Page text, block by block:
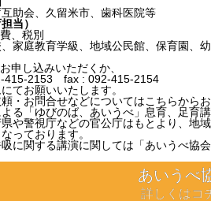
助会、久留米市、歯科医院等
当）
、税別
家庭教育学級、地域公民館、保育園、
申し込みいただくか、
2153 fax : 092-415-2154
てお願いいたします。
・お問合せなどについてはこちらから
る「ゆびのば、あいうべ」息育、足育
や警視庁などの官公庁はもとより、地
っております。
に関する講演に関しては「あいうべ協
あいうべ
詳しくはコ